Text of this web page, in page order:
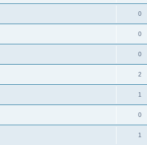
0
0
0
2
1
0
1